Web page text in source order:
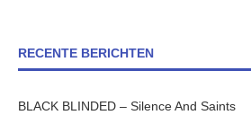
RECENTE BERICHTEN
BLACK BLINDED – Silence And Saints